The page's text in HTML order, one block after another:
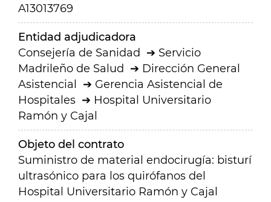
A13013769
Entidad adjudicadora
Consejería de Sanidad
Servicio
Madrileño de Salud
Dirección General
Asistencial
Gerencia Asistencial de
Hospitales
Hospital Universitario
Ramón y Cajal
Objeto del contrato
Suministro de material endocirugía: bisturí
ultrasónico para los quirófanos del
Hospital Universitario Ramón y Cajal